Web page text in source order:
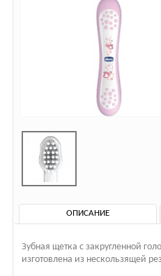
ОПИСАНИЕ
Зубная щетка с закругленной
изготовлена из нескользящей